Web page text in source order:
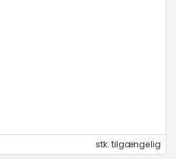
stk. tilgængelig